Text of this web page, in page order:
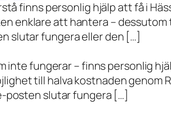
finns personlig hjälp att få i
enklare att hantera –
slutar fungera eller den […]
inte fungerar – finns personlig
till halva kostnaden genom
posten slutar fungera […]